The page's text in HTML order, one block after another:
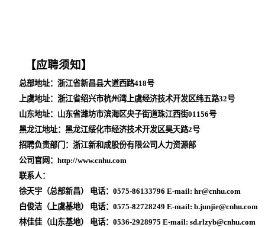
【应聘须知】
总部地址：浙江省新昌县大道西路418号
上虞地址：浙江省绍兴市杭州湾上虞经济技术开发区纬五路32号
山东地址：山东省潍坊市滨海区央子街道珠江西街01156号
黑龙江地址：黑龙江绥化市经济技术开发区昊天路2号
招聘负责部门：浙江新和成股份有限公司人力资源部
公司官网：http://www.cnhu.com
联系人：
徐天宇（总部新昌）电话：0575-86133796E-mail:hr@cnhu.com
白俊洁（上虞基地）电话：0575-82728249E-mail:b.junjie@cnhu.com
林佳佳（山东基地）电话：0536-2928975E-mail: sd.rlzyb@cnhu.com